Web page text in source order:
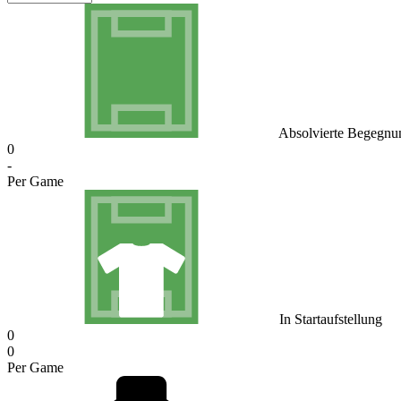
Absolvierte
0
-
Per Game
In Startaufstellung
0
0
Per Game